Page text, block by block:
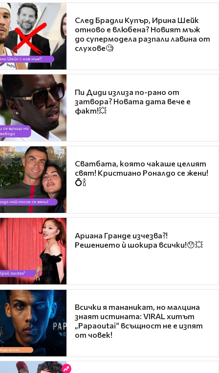
След Брадли Купър, Ирина Шейк
отново е влюбена? Новият мъж
до супермодела разпали лавина от
слухове🧐
Пи Диди излиза по-рано от
затвора? Новата дата вече е
факт!💥
Сватбата, която чакаше целият
свят! Кристиано Роналдо се жени!
💍🍾
Ариана Гранде изчезва?!
Решението ѝ шокира всички!😯💥
Всички я тананикат, но малцина
знаят истината: VIRAL хитът
„Papaoutai“ всъщност не е изпят
от човек!